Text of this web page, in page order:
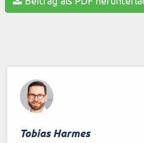
Tobias Harmes